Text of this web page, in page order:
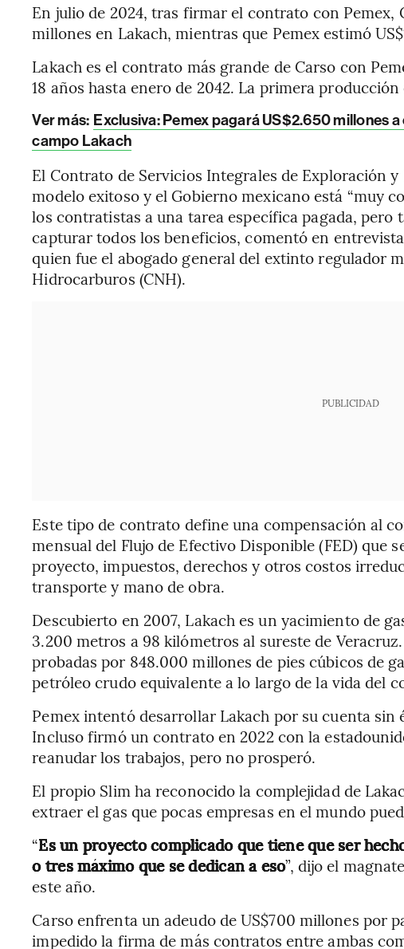
En julio de 2024, tras firmar el contrato con Pemex,
millones en Lakach, mientras que Pemex estimó
Lakach es el contrato más grande de Carso con
18 años hasta enero de 2042. La primera
Ver más: Exclusiva: Pemex pagará US$2.650 millones
campo Lakach
El Contrato de Servicios Integrales de Exploración
modelo exitoso y el Gobierno mexicano está “muy
los contratistas a una tarea específica pagada, pero
capturar todos los beneficios, comentó en
quien fue el abogado general del extinto regulador
Hidrocarburos (CNH).
PUBLICIDAD
Este tipo de contrato define una compensación al
mensual del Flujo de Efectivo Disponible (FED) que
proyecto, impuestos, derechos y otros costos
transporte y mano de obra.
Descubierto en 2007, Lakach es un yacimiento de
3.200 metros a 98 kilómetros al sureste de
probadas por 848.000 millones de pies cúbicos de
petróleo crudo equivalente a lo largo de la vida del
Pemex intentó desarrollar Lakach por su cuenta sin
Incluso firmó un contrato en 2022 con la
reanudar los trabajos, pero no prosperó.
El propio Slim ha reconocido la complejidad de
extraer el gas que pocas empresas en el mundo
“Es un proyecto complicado que tiene que ser
o tres máximo que se dedican a eso”, dijo el
este año.
Carso enfrenta un adeudo de US$700 millones por
impedido la firma de más contratos entre ambas